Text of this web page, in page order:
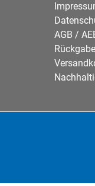
AGB /
Rückgabe